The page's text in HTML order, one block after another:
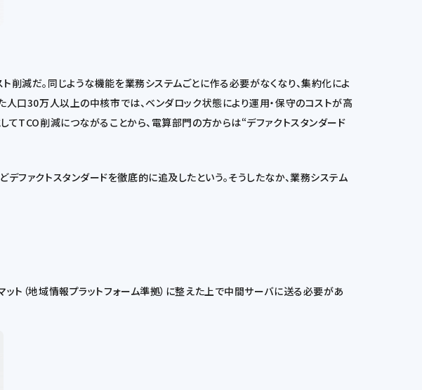
減だ。同じような機能を業務システムごとに作る必要がなくなり、集約化によ
口30万人以上の中核市では、ベンダロック状態により運用・保守のコストが高
TCO削減につながることから、電算部門の方からは“デファクトスタンダード
ファクトスタンダードを徹底的に追及したという。そうしたなか、業務システム
（地域情報プラットフォーム準拠）に整えた上で中間サーバに送る必要があ